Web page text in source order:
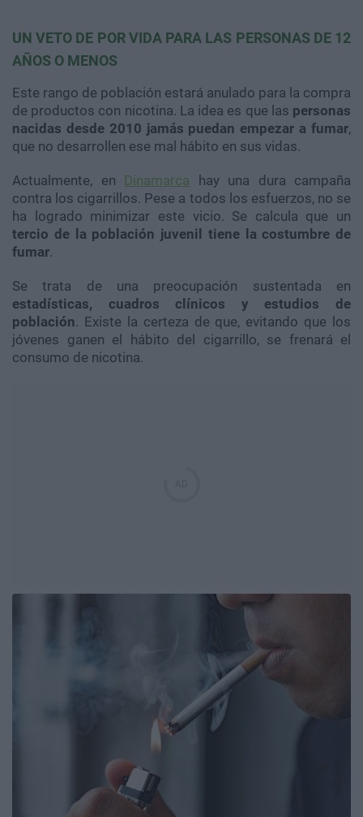
UN VETO DE POR VIDA PARA LAS PERSONAS DE 12
AÑOS O MENOS
Este rango de población estará anulado para la compra
de productos con nicotina. La idea es que las personas
nacidas desde 2010 jamás puedan empezar a fumar,
que no desarrollen ese mal hábito en sus vidas.
Actualmente, en Dinamarca hay una dura campaña
contra los cigarrillos. Pese a todos los esfuerzos, no se
ha logrado minimizar este vicio. Se calcula que un
tercio de la población juvenil tiene la costumbre de
fumar.
Se trata de una preocupación sustentada en
estadísticas, cuadros clínicos y estudios de
población. Existe la certeza de que, evitando que los
jóvenes ganen el hábito del cigarrillo, se frenará el
consumo de nicotina.